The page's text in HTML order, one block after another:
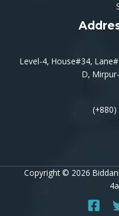
Level-4, House#34,
D,
Copyright © 2026